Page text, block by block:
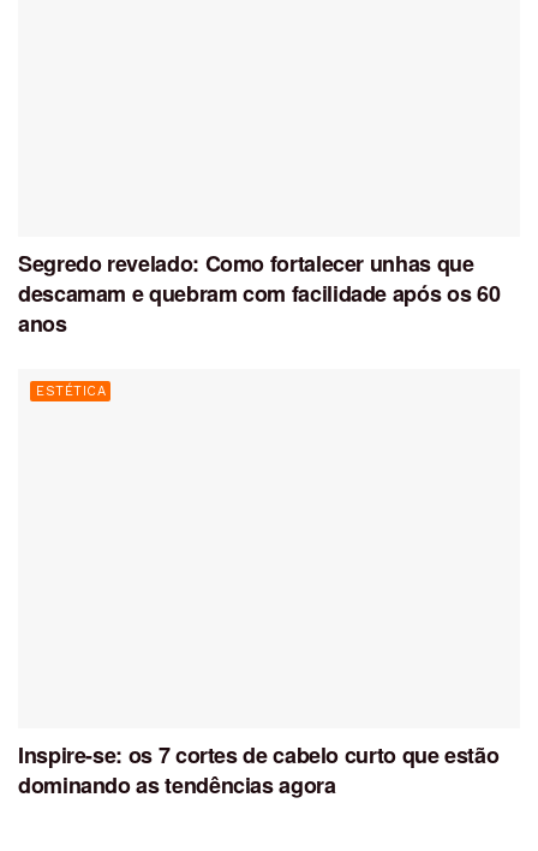
Segredo revelado: Como fortalecer unhas que
descamam e quebram com facilidade após os 60
anos
ESTÉTICA
Inspire-se: os 7 cortes de cabelo curto que estão
dominando as tendências agora